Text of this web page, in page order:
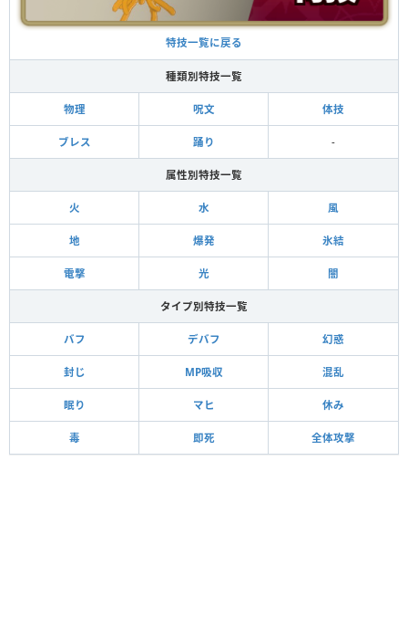
特技一覧に戻る
種類別特技一覧
物理 呪文 体技
ブレス 踊り -
属性別特技一覧
火 水 風
地 爆発 氷結
電撃 光 闇
タイプ別特技一覧
バフ デバフ 幻惑
封じ MP吸収 混乱
眠り マヒ 休み
毒 即死 全体攻撃